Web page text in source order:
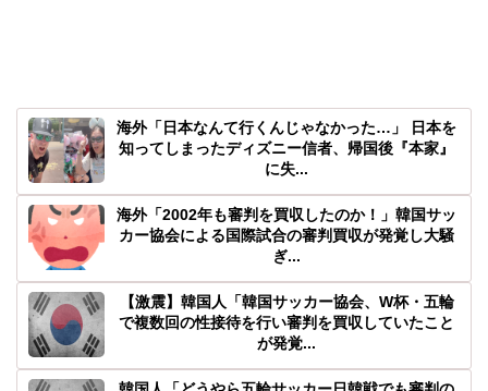
海外「日本なんて行くんじゃなかった…」 日本を
知ってしまったディズニー信者、帰国後『本家』
に失...
海外「2002年も審判を買収したのか！」韓国サッ
カー協会による国際試合の審判買収が発覚し大騒
ぎ...
【激震】韓国人「韓国サッカー協会、W杯・五輪
で複数回の性接待を行い審判を買収していたこと
が発覚...